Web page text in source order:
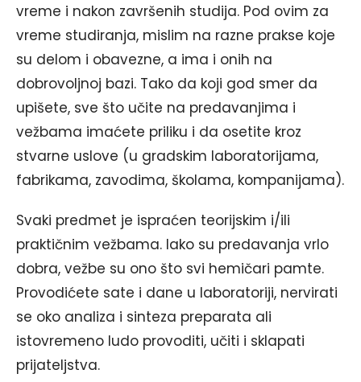
vreme i nakon završenih studija. Pod ovim za
vreme studiranja, mislim na razne prakse koje
su delom i obavezne, a ima i onih na
dobrovoljnoj bazi. Tako da koji god smer da
upišete, sve što učite na predavanjima i
vežbama imaćete priliku i da osetite kroz
stvarne uslove (u gradskim laboratorijama,
fabrikama, zavodima, školama, kompanijama).
Svaki predmet je ispraćen teorijskim i/ili
praktičnim vežbama. Iako su predavanja vrlo
dobra, vežbe su ono što svi hemičari pamte.
Provodićete sate i dane u laboratoriji, nervirati
se oko analiza i sinteza preparata ali
istovremeno ludo provoditi, učiti i sklapati
prijateljstva.